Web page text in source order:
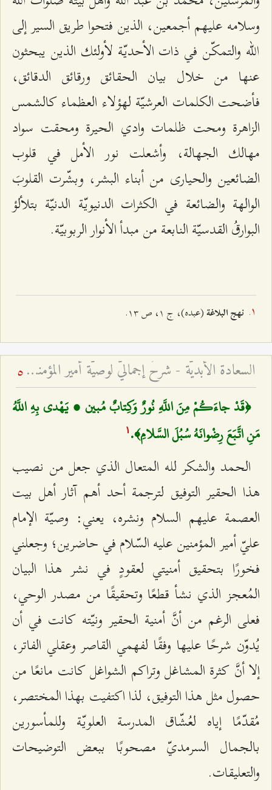
وسلامه عليهم أجمعين، الذين فتحوا طريق السير إلى
الله والتمكّن في ذات الأحديّة لأولئك الذين يبحثون
عنها من خلال بيان الحقائق ورقائق الدقائق،
فأضحت الكلمات العرشيّة لهؤلاء العظماء كالشمس
الزاهرة ومحت ظلمات وادي الحيرة ومحقت سواد
مهالك الجهالة، وأشعلت نور الأمل في قلوب
الضائعين والحيارى من أبناء البشر، وبشّرت القلوبَ
الوالهة والضائعة في الكثرات الدنيويّة الدنيّة بتلألؤ
البوارقُ القدسيّة النابعة من مبدأ الأنوار الربوبيّة.
نهجالبلاغة(عبده)، ج ۱، ص ۱٣.
السعادة الأبديّة - شرحٌ إجماليٌّ لوصيّة أمير المؤمنين للإمام الحسن المجتبى عليهما السّلام في حاضرين 5
﴿قَدْ جاءَكُمْ مِنَ اللَّهِ نُورٌ وَكِتابٌ مُبين ، يَهْدي بِهِ اللَّهُ
مَنِ اتَّبَعَ رِضْوانَهُ سُبُلَ السَّلامِ﴾. ۱
الحمد والشكر لله المتعال الذي جعل من نصيب
هذا الحقير التوفيق لترجمة أحد أهم آثار أهل بيت
العصمة عليهم السلام ونشره، يعني: وصيّة الإمام
عليّ أمير المؤمنين عليه السّلام في حاضرين؛ وجعلني
فخورًا بتحقيق أمنيتي لعقودٍ في نشر هذا البيان
المُعجز الذي نشأ قطعًا وتحقيقًا من مصدر الوحي،
فعلى الرغم من أنَّ أمنية الحقير ونيّته كانت في أن
يُدوّن شرحًا عليها وفقًا لفهمي القاصر وعقلي الفاتر،
إلا أنَّ كثرة المشاغل وتراكم الشواغل كانت مانعًا من
حصول مثل هذا التوفيق، لذا اكتفيت بهذا المختصر،
مُقدّمًا إياه لعُشّاق المدرسة العلويّة وللمأسورين
بالجمال السرمديّ مصحوبًا ببعض التوضيحات
والتعليقات.